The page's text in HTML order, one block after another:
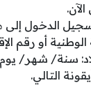
الدخول
أو رقم
سنة/ شهر/
التالي.